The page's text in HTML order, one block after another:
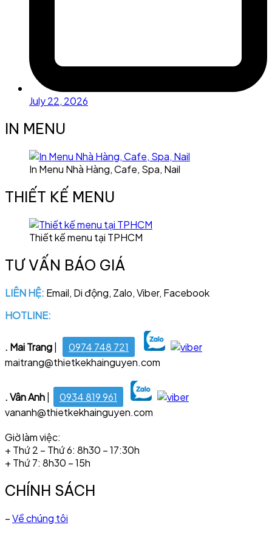
July 22, 2026
IN MENU
In Menu Nhà Hàng, Cafe, Spa, Nail
THIẾT KẾ MENU
Thiết kế menu tại TPHCM
TƯ VẤN BÁO GIÁ
LIÊN HỆ: Email, Di động, Zalo, Viber, Facebook
HOTLINE:
. Mai Trang|
0974 748 721
maitrang@thietkekhainguyen.com
. Vân Anh
0934 819 961
vananh@thietkekhainguyen.com
Giờ làm việc:
+ Thứ 2 – Thứ 6: 8h30 – 17:30h
+ Thứ 7: 8h30 – 15h
CHÍNH SÁCH
–Về chúng tôi